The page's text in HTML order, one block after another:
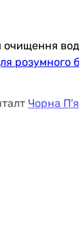
очищення
розумного
Чорна
як: